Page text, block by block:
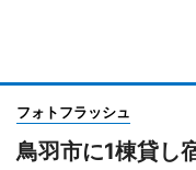
フォトフラッシュ
鳥羽市に1棟貸し